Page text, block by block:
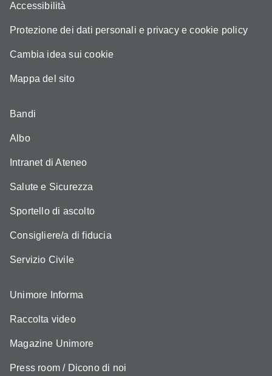
Accessibilità
Protezione dei dati personali e privacy e cookie policy
Cambia idea sui cookie
Mappa del sito
Bandi
Albo
Intranet di Ateneo
Salute e Sicurezza
Sportello di ascolto
Consigliere/a di fiducia
Servizio Civile
Unimore Informa
Raccolta video
Magazine Unimore
Press room / Dicono di noi